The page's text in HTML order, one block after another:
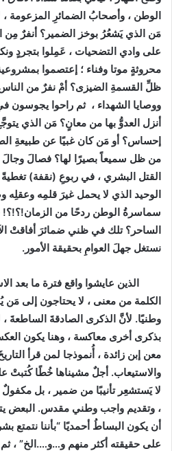
الوطن ، وأصحابُ الضمائرِ المزعومة ،
مَن الذي يَشعُرُ بوخز الضمير؟ أنفرٌ مِن
على وادي التضحيات ، عَمِلوا بتجردٍ
محروثةٍ موتا وفناء ؛ إعتصموا
ظلِّ القسمةِ الضيزى؟ أمْ نفرٌ من الناس
ووصايا الشهداء ، ثم راحوا يجوسون
أنزل العدوُّ بها من معانٍ؟ مَن الذي
إحساس؟ أو مَن كان غبيًا عن طبيعةِ
من ظل سميعاً بصيرًا لها؟ فصالَ وجالَ
القتل البشري ، في ربوعِ (نقفة) تغطيةً
الوحيد الذي لا يحمل غيرَ قلمِه وعقلِه
سماسرةُ الوطن ردحًا من الزمان!؟!؟!
الساحر؟ تلك في ظني ضمائرَ أفاقتْ
نستغل جهلَ العوامِ بحقيقة الأمور.
الذين عايشوا واقع فترة ما بعد
الكلمة من معنى ، لا يحتاجون إلى
وطنيًا. لأنَّ الذكرى الصادقةَ الساطعةَ
بذكرى أخرى معاكسة ، وهنا يكون
معن إبن زائدة ، أُنموذجا لمن قرأ
والاستيعاب. أجلٌ مشيناها خُطًا كُتبتْ
لا يَستشعِر تأنيبًا من ضمير ، بل مكفولٌ
، وتقديم واجب وطني مقدس. البعض
أن يكون البساطُ أحمديًا “بأننا نتمتع
على حقيقته أكثر منهم و…و….الخ” ،